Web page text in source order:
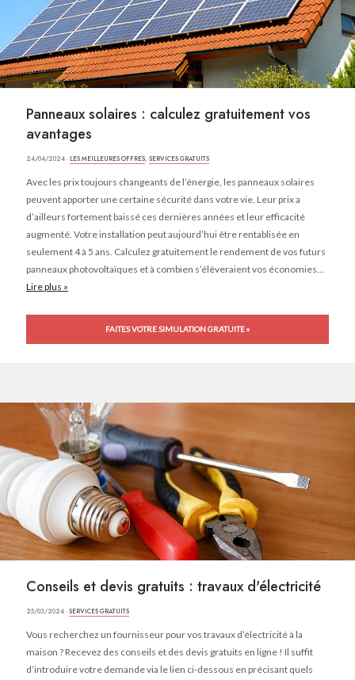
Panneaux solaires : calculez gratuitement vos
avantages
24/04/2024 · LES MEILLEURES OFFRES, SERVICES GRATUITS
Avec les prix toujours changeants de l’énergie, les panneaux solaires
peuvent apporter une certaine sécurité dans votre vie. Leur prix a
d’ailleurs fortement baissé ces dernières années et leur efficacité
augmenté. Votre installation peut aujourd’hui être rentablisée en
seulement 4 à 5 ans. Calculez gratuitement le rendement de vos futurs
panneaux photovoltaïques et à combien s’élèveraient vos économies...
Lire plus »
FAITES VOTRE SIMULATION GRATUITE »
Conseils et devis gratuits : travaux d'électricité
25/03/2024 ·SERVICES GRATUITS
Vous recherchez un fournisseur pour vos travaux d’électricité à la
maison ? Recevez des conseils et des devis gratuits en ligne ! Il suffit
d’introduire votre demande via le lien ci-dessous en précisant quels